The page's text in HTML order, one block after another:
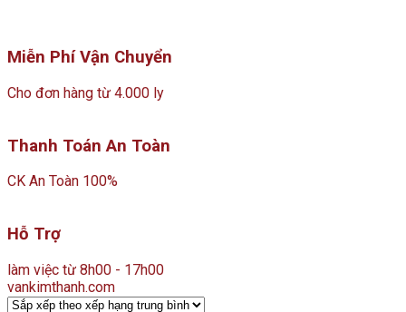
Miễn Phí Vận Chuyển
Cho đơn hàng từ 4.000 ly
Thanh Toán An Toàn
CK An Toàn 100%
Hỗ Trợ
làm việc từ 8h00 - 17h00
vankimthanh.com